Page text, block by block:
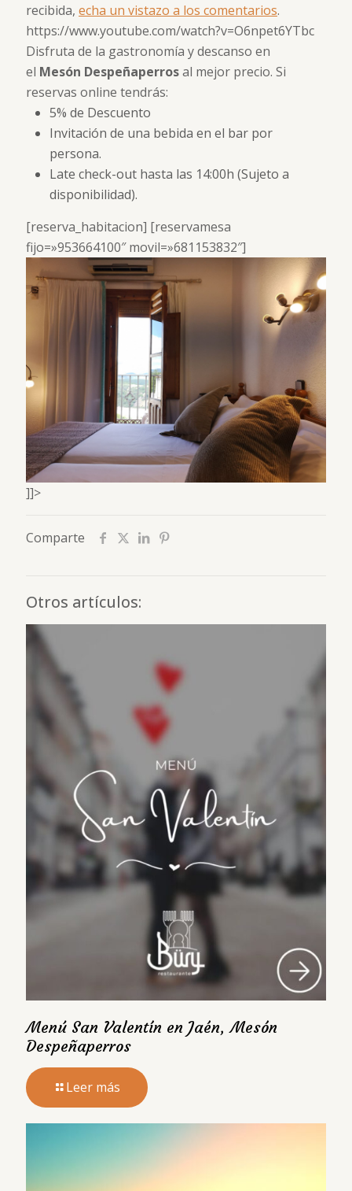
recibida, echa un vistazo a los comentarios.
https://www.youtube.com/watch?v=O6npet6YTbc
Disfruta de la gastronomía y descanso en
el Mesón Despeñaperrosal mejor precio. Si
reservas online tendrás:
5% de Descuento
Invitación de una bebida en el bar por
persona.
Late check-out hasta las 14:00h (Sujeto a
disponibilidad).
[reserva_habitacion] [reservamesa
fijo=»953664100″ movil=»681153832″]
]]>
Comparte
Otros artículos:
Menú San Valentín en Jaén, Mesón
Despeñaperros
Leer más